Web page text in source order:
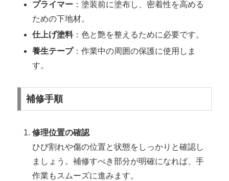
プライマー：塗装前に塗布し、密着性を高める
ための下地材。
仕上げ塗料：色と艶を整えるために必要です。
養生テープ：作業中の周囲の保護に使用しま
す。
補修手順
修理位置の確認
ひび割れや傷の位置と状態をしっかりと確認し
ましょう。補修すべき部分が明確になれば、手
作業もスムーズに進みます。